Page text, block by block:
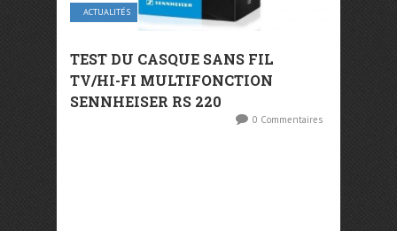
ACTUALITÉS
TEST DU CASQUE SANS FIL
TV/HI-FI MULTIFONCTION
SENNHEISER RS 220
0 Commentaires